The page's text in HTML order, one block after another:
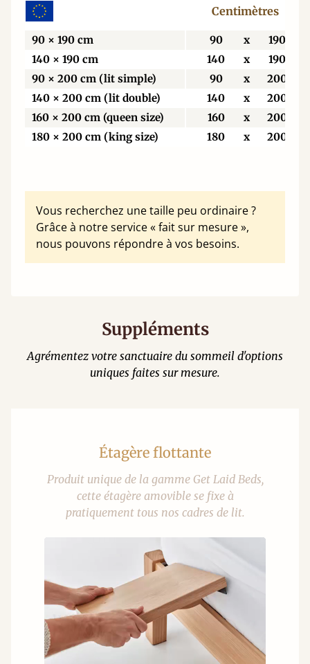
Centimètres
90 × 190 cm 90 x
190
140 × 190 cm
140 x
190
90 × 200 cm (lit simple)
90 x
200
140 × 200 cm (lit double)
140 x
200
160 × 200 cm (queen size)
160 x
200
180 × 200 cm (king size)
180 x 200
Vous recherchez une taille peu ordinaire ?
Grâce à notre service « fait sur mesure »,
nous pouvons répondre à vos besoins.
Suppléments
Agrémentez votre sanctuaire du sommeil d'options
uniques faites sur mesure.
Étagère flottante
Produit unique de la gamme Get Laid Beds,
cette étagère amovible se fixe à
pratiquement tous nos cadres de lit.